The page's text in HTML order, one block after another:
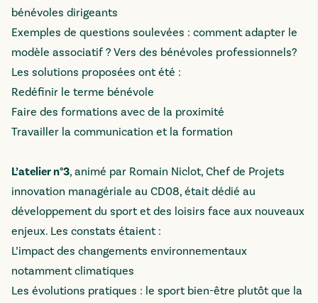
bénévoles dirigeants
Exemples de questions soulevées : comment adapter le
modèle associatif ? Vers des bénévoles professionnels?
Les solutions proposées ont été :
Redéfinir le terme bénévole
Faire des formations avec de la proximité
Travailler la communication et la formation
L’atelier n°3, animé par Romain Niclot, Chef de Projets
innovation managériale au CD08, était dédié au
développement du sport et des loisirs face aux nouveaux
enjeux. Les constats étaient :
L’impact des changements environnementaux
notamment climatiques
Les évolutions pratiques : le sport bien-être plutôt que la